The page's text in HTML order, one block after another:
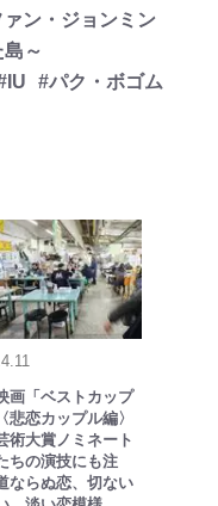
ン・ジョンミン
～
#パク・ボゴム
画「ベストカップ
悲恋カップル編〉
術大賞ノミネート
ちの演技にも注
ならぬ恋、切ない